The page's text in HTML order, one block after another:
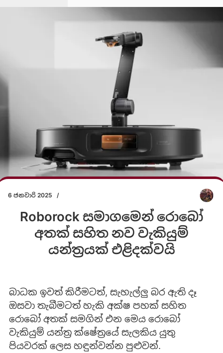
6 ජනවාරි 2025 /
Roborock සමාගමෙන් රොබෝ
අතක් සහිත නව වැකියුම්
යන්ත්‍රයක් එළිදක්වයි
බාධක ඉවත් කිරීමටත්, සැහැල්ලු බර ඇති දෑ
ඔසවා තැබීමටත් හැකි අක්ෂ පහක් සහිත
රොබෝ අතක් සමගින් එන මෙය රොබෝ
වැකියුම් යන්ත්‍ර ක්ෂේත්‍රයේ සැලකිය යුතු
පියවරක් ලෙස හඳුන්වන්න පුළුවන්.